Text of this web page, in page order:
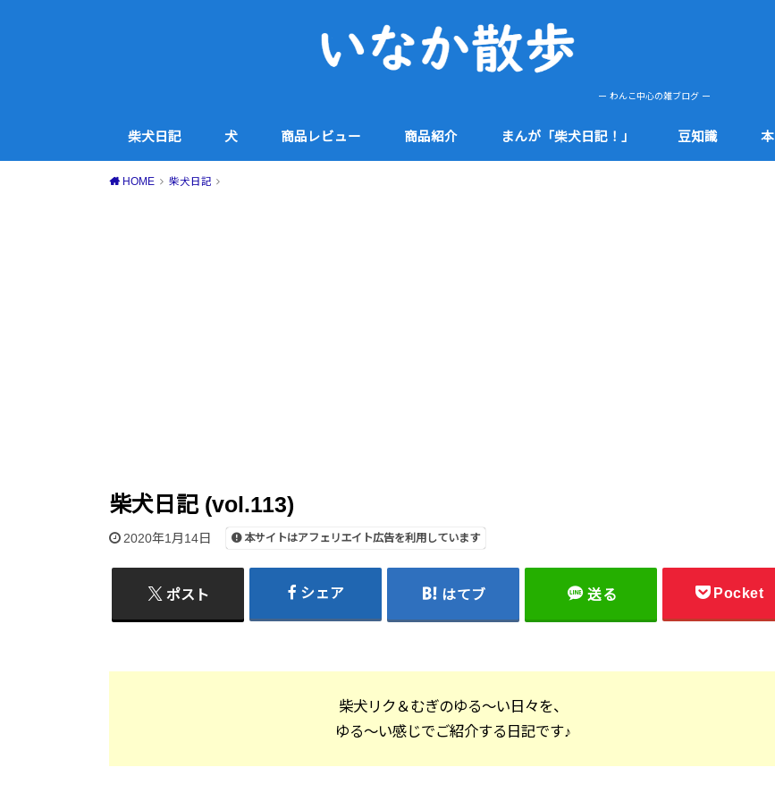
ー わんこ中心の雑ブログ ー
柴犬日記 犬 商品レビュー 商品紹介 まんが「柴犬日記！」 豆知識 本
HOME 柴犬日記
柴犬日記 (vol.113)
2020年1月14日 本サイトはアフェリエイト広告を利用しています
ポスト シェア はてブ 送る Pocket
柴犬リク＆むぎのゆる～い日々を、
ゆる～い感じでご紹介する日記です♪